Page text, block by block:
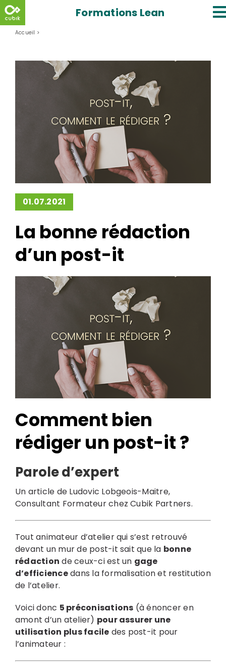
Skip
to
content
Formations Lean
Accueil >
01.07.2021
La bonne rédaction
d’un post-it
Comment bien
rédiger un post-it ?
Parole d’expert
Un article de Ludovic Lobgeois-Maitre,
Consultant Formateur chez Cubik Partners.
Tout animateur d’atelier qui s’est retrouvé
devant un mur de post-it sait que la bonne
rédaction de ceux-ci est un gage
d’efficiencedans la formalisation et restitution
de l’atelier.
Voici donc 5 préconisations (à énoncer en
amont d’un atelier) pour assurer une
utilisation plus facile des post-it pour
l’animateur :